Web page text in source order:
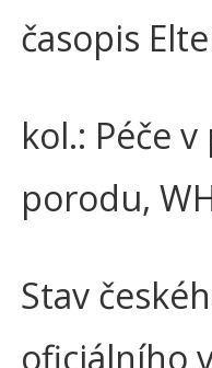
časopis
kol.: Péče
porodu,
Stav
oficiálního